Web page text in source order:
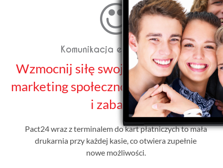
Komunikacja emocjonalna
Wzmocnij siłę swojej marki poprzez
marketing społecznościowy, konkursy
i zabawy.
Pact24 wraz z terminalem do kart płatniczych to mała
drukarnia przy każdej kasie, co otwiera zupełnie
nowe możliwości.